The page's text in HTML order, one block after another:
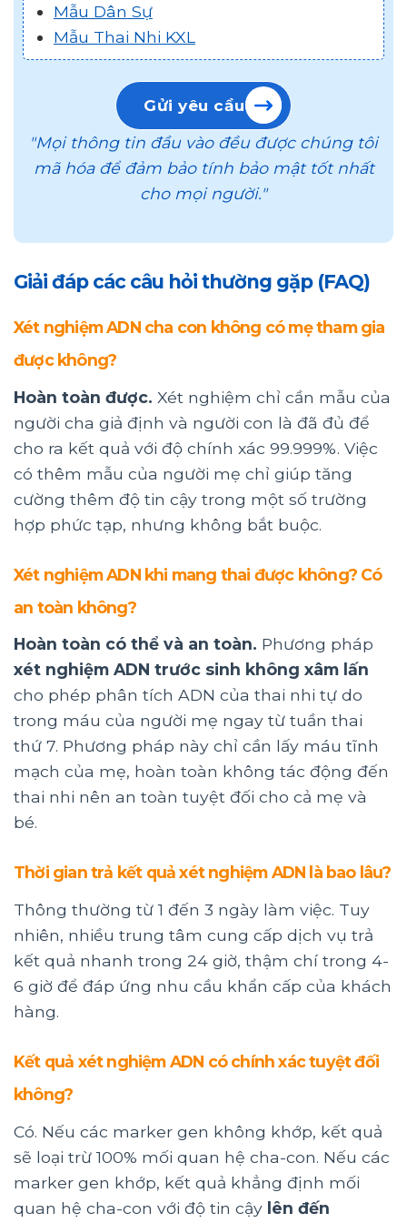
Mẫu Dân Sự
Mẫu Thai Nhi KXL
Gửi yêu cầu
"Mọi thông tin đầu vào đều được chúng tôi
mã hóa để đảm bảo tính bảo mật tốt nhất
cho mọi người."
Giải đáp các câu hỏi thường gặp (FAQ)
Xét nghiệm ADN cha con không có mẹ tham gia
được không?
Hoàn toàn được. Xét nghiệm chỉ cần mẫu của
người cha giả định và người con là đã đủ để
cho ra kết quả với độ chính xác 99.999%. Việc
có thêm mẫu của người mẹ chỉ giúp tăng
cường thêm độ tin cậy trong một số trường
hợp phức tạp, nhưng không bắt buộc.
Xét nghiệm ADN khi mang thai được không? Có
an toàn không?
Hoàn toàn có thể và an toàn. Phương pháp
xét nghiệm ADN trước sinh không xâm lấn
cho phép phân tích ADN của thai nhi tự do
trong máu của người mẹ ngay từ tuần thai
thứ 7. Phương pháp này chỉ cần lấy máu tĩnh
mạch của mẹ, hoàn toàn không tác động đến
thai nhi nên an toàn tuyệt đối cho cả mẹ và
bé.
Thời gian trả kết quả xét nghiệm ADN là bao lâu?
Thông thường từ 1 đến 3 ngày làm việc. Tuy
nhiên, nhiều trung tâm cung cấp dịch vụ trả
kết quả nhanh trong 24 giờ, thậm chí trong 4-
6 giờ để đáp ứng nhu cầu khẩn cấp của khách
hàng.
Kết quả xét nghiệm ADN có chính xác tuyệt đối
không?
Có. Nếu các marker gen không khớp, kết quả
sẽ loại trừ 100% mối quan hệ cha-con. Nếu các
marker gen khớp, kết quả khẳng định mối
quan hệ cha-con với độ tin cậy lên đến